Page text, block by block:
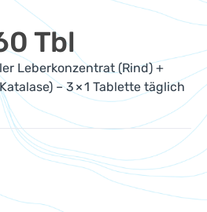
Tbl
Leberkonzentrat (Rind) +
– 3 × 1 Tablette täglich